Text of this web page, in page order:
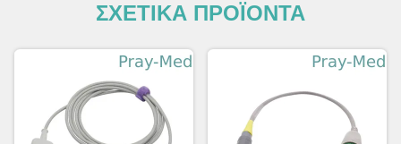
ΣΧΕΤΙΚΑ ΠΡΟΪΟΝΤΑ